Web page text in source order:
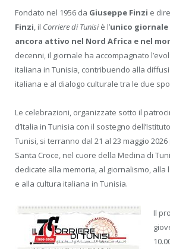
Fondato nel 1956 da Giuseppe Finzi e
Finzi, il Corriere di Tunisiè l’unico
ancora attivo nel Nord Africa e nel
decenni, il giornale ha accompagnato
italiana in Tunisia, contribuendo alla
italiana e al dialogo culturale tra le due
Le celebrazioni, organizzate sotto il
d’Italia in Tunisia con il sostegno
Tunisi, si terranno dal 21 al 23 maggio
Santa Croce, nel cuore della Medina di
dedicate alla memoria, al giornalismo, alla
e alla cultura italiana in Tunisia.
Il